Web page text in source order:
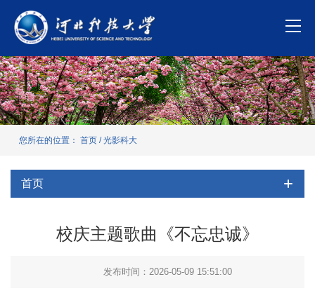
您所在的位置： 首页 /光影科大
首页
校庆主题歌曲《不忘忠诚》
发布时间：2026-05-09 15:51:00